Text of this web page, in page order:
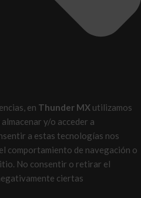
en Thunder MX utilizamos
almacenar y/o acceder a
a estas tecnologías nos
comportamiento de navegación o
No consentir o retirar el
ciertas